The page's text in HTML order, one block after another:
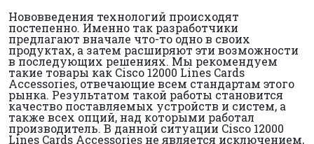
Нововведения технологий происходят
постепенно. Именно так разработчики
предлагают вначале что-то одно в своих
продуктах, а затем расширяют эти возможности
в последующих решениях. Мы рекомендуем
такие товары как Cisco 12000 Lines Cards
Accessories, отвечающие всем стандартам этого
рынка. Результатом такой работы становится
качество поставляемых устройств и систем, а
также всех опций, над которыми работал
производитель. В данной ситуации Cisco 12000
Lines Cards Accessories не является исключением,